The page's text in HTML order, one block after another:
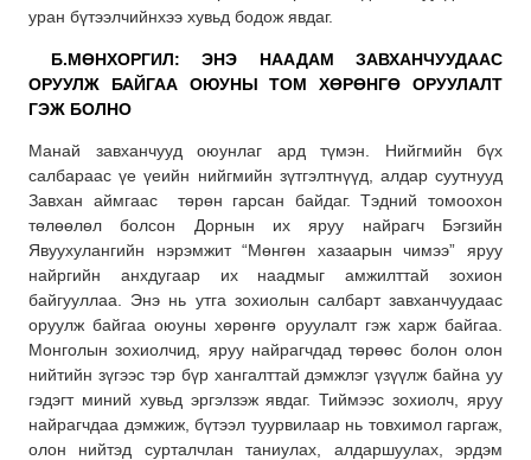
уран бүтээлчийнхээ хувьд бодож явдаг.
Б.МӨНХОРГИЛ: ЭНЭ НААДАМ ЗАВХАНЧУУДААС
ОРУУЛЖ БАЙГАА ОЮУНЫ ТОМ ХӨРӨНГӨ ОРУУЛАЛТ
ГЭЖ БОЛНО
Манай завханчууд оюунлаг ард түмэн. Нийгмийн бүх
салбараас үе үеийн нийгмийн зүтгэлтнүүд, алдар суутнууд
Завхан аймгаас төрөн гарсан байдаг. Тэдний томоохон
төлөөлөл болсон Дорнын их яруу найрагч Бэгзийн
Явуухулангийн нэрэмжит “Мөнгөн хазаарын чимээ” яруу
найргийн анхдугаар их наадмыг амжилттай зохион
байгууллаа. Энэ нь утга зохиолын салбарт завханчуудаас
оруулж байгаа оюуны хөрөнгө оруулалт гэж харж байгаа.
Монголын зохиолчид, яруу найрагчдад төрөөс болон олон
нийтийн зүгээс тэр бүр хангалттай дэмжлэг үзүүлж байна уу
гэдэгт миний хувьд эргэлзэж явдаг. Тиймээс зохиолч, яруу
найрагчдаа дэмжиж, бүтээл туурвилаар нь товхимол гаргаж,
олон нийтэд сурталчлан таниулах, алдаршуулах, эрдэм